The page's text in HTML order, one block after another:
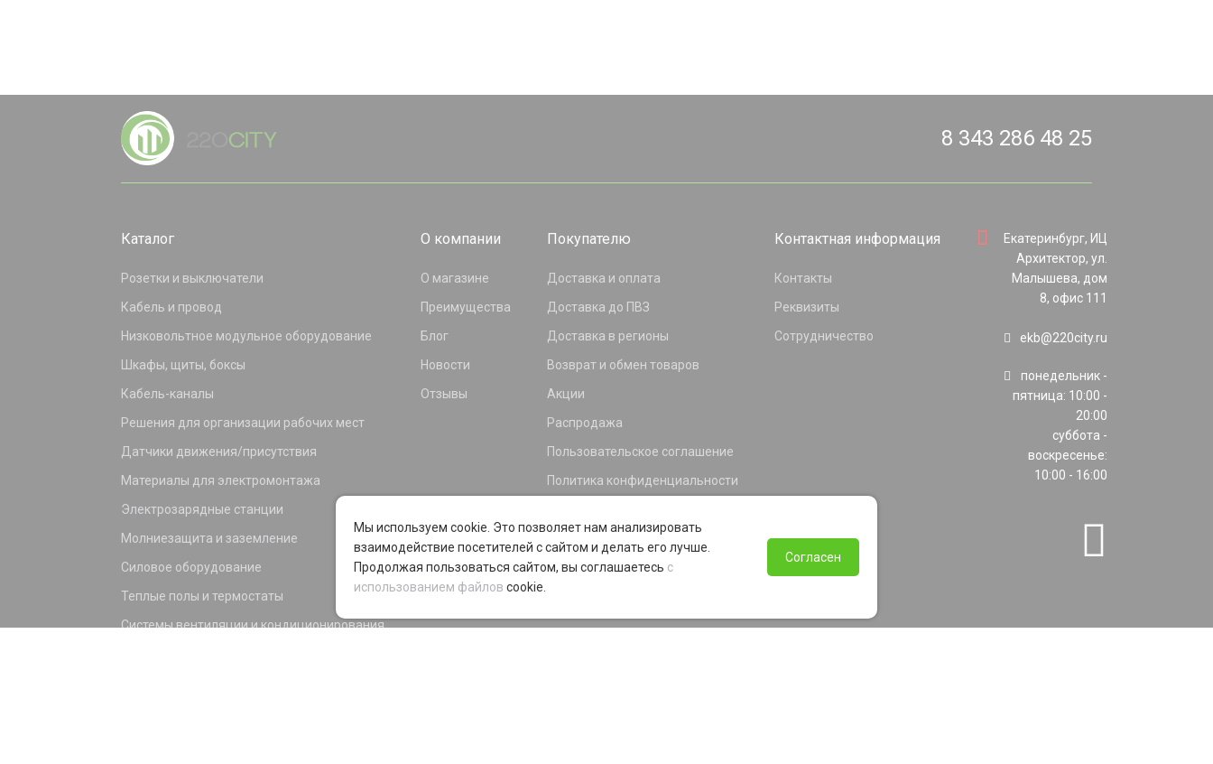
8 343 286 48 25
Каталог
Розетки и выключатели
Кабель и провод
Низковольтное модульное оборудование
Шкафы, щиты, боксы
Кабель-каналы
Решения для организации рабочих мест
Датчики движения/присутствия
Материалы для электромонтажа
Электрозарядные станции
Молниезащита и заземление
Силовое оборудование
Теплые полы и термостаты
Системы вентиляции и кондиционирования
О компании
О магазине
Преимущества
Блог
Новости
Отзывы
Покупателю
Доставка и оплата
Доставка до ПВЗ
Доставка в регионы
Возврат и обмен товаров
Акции
Распродажа
Пользовательское соглашение
Политика конфиденциальности
Программа лояльности
Контактная информация
Контакты
Реквизиты
Сотрудничество
Екатеринбург, ИЦ
Архитектор, ул.
Малышева, дом
8, офис 111
ekb@220city.ru
понедельник -
пятница: 10:00 -
20:00
суббота -
воскресенье:
10:00 - 16:00
Мы используем cookie. Это позволяет нам анализировать
взаимодействие посетителей с сайтом и делать его лучше.
Продолжая пользоваться сайтом, вы соглашаетесь с
использованием файлов cookie.
Согласен